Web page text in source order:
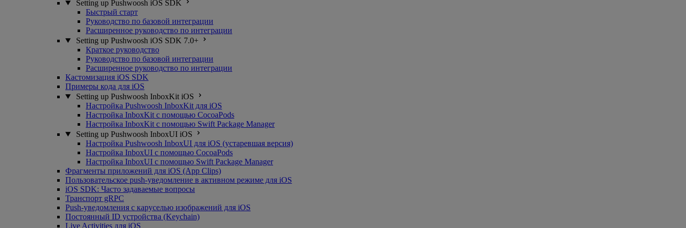
Setting up Pushwoosh iOS SDK
Быстрый старт
Руководство по базовой интеграции
Расширенное руководство по интеграции
Setting up Pushwoosh iOS SDK 7.0+
Краткое руководство
Руководство по базовой интеграции
Расширенное руководство по интеграции
Кастомизация iOS SDK
Примеры кода для iOS
Setting up Pushwoosh InboxKit iOS
Настройка Pushwoosh InboxKit для iOS
Настройка InboxKit с помощью CocoaPods
Настройка InboxKit с помощью Swift Package Manager
Setting up Pushwoosh InboxUI iOS
Настройка Pushwoosh InboxUI для iOS (устаревшая версия)
Настройка InboxUI с помощью CocoaPods
Настройка InboxUI с помощью Swift Package Manager
Фрагменты приложений для iOS (App Clips)
Пользовательское push-уведомление в активном режиме для iOS
iOS SDK: Часто задаваемые вопросы
Транспорт gRPC
Push-уведомления с каруселью изображений для iOS
Постоянный ID устройства (Keychain)
Live Activities для iOS